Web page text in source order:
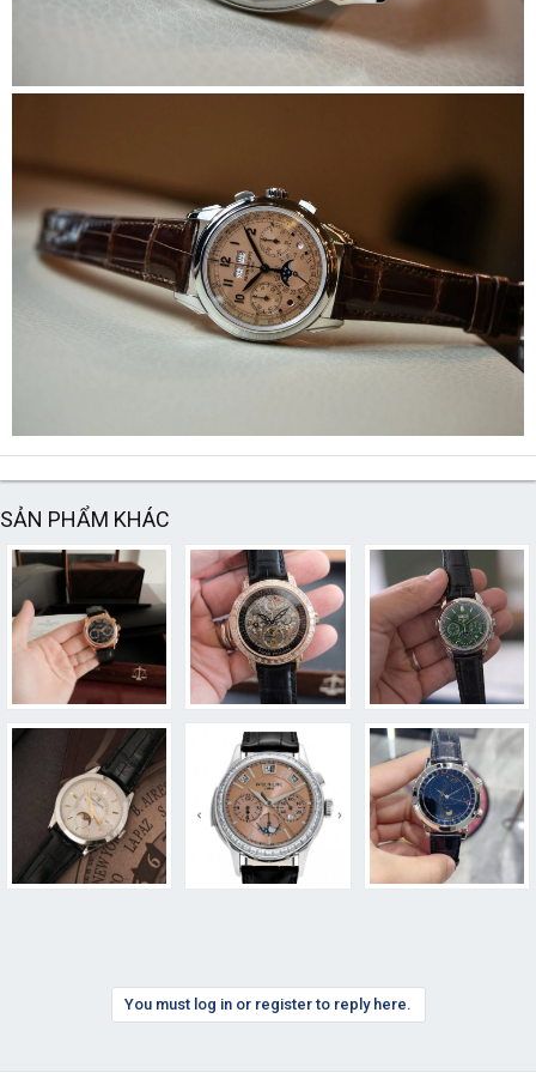
SẢN PHẨM KHÁC
You must log in or register to reply here.